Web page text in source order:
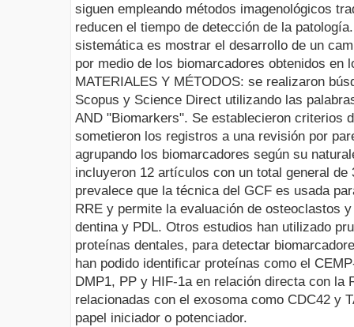
siguen empleando métodos imagenológicos
reducen el tiempo de detección de la
sistemática es mostrar el desarrollo de un
por medio de los biomarcadores obtenidos en
MATERIALES Y MÉTODOS: se realizaron
Scopus y Science Direct utilizando las
AND "Biomarkers". Se establecieron criterios
sometieron los registros a una revisión por
agrupando los biomarcadores según su
incluyeron 12 artículos con un total general de
prevalece que la técnica del GCF es usada
RRE y permite la evaluación de osteoclastos
dentina y PDL. Otros estudios han utilizado
proteínas dentales, para detectar
han podido identificar proteínas como el
DMP1, PP y HIF-1a en relación directa con la
relacionadas con el exosoma como CDC42 y
papel iniciador o potenciador.